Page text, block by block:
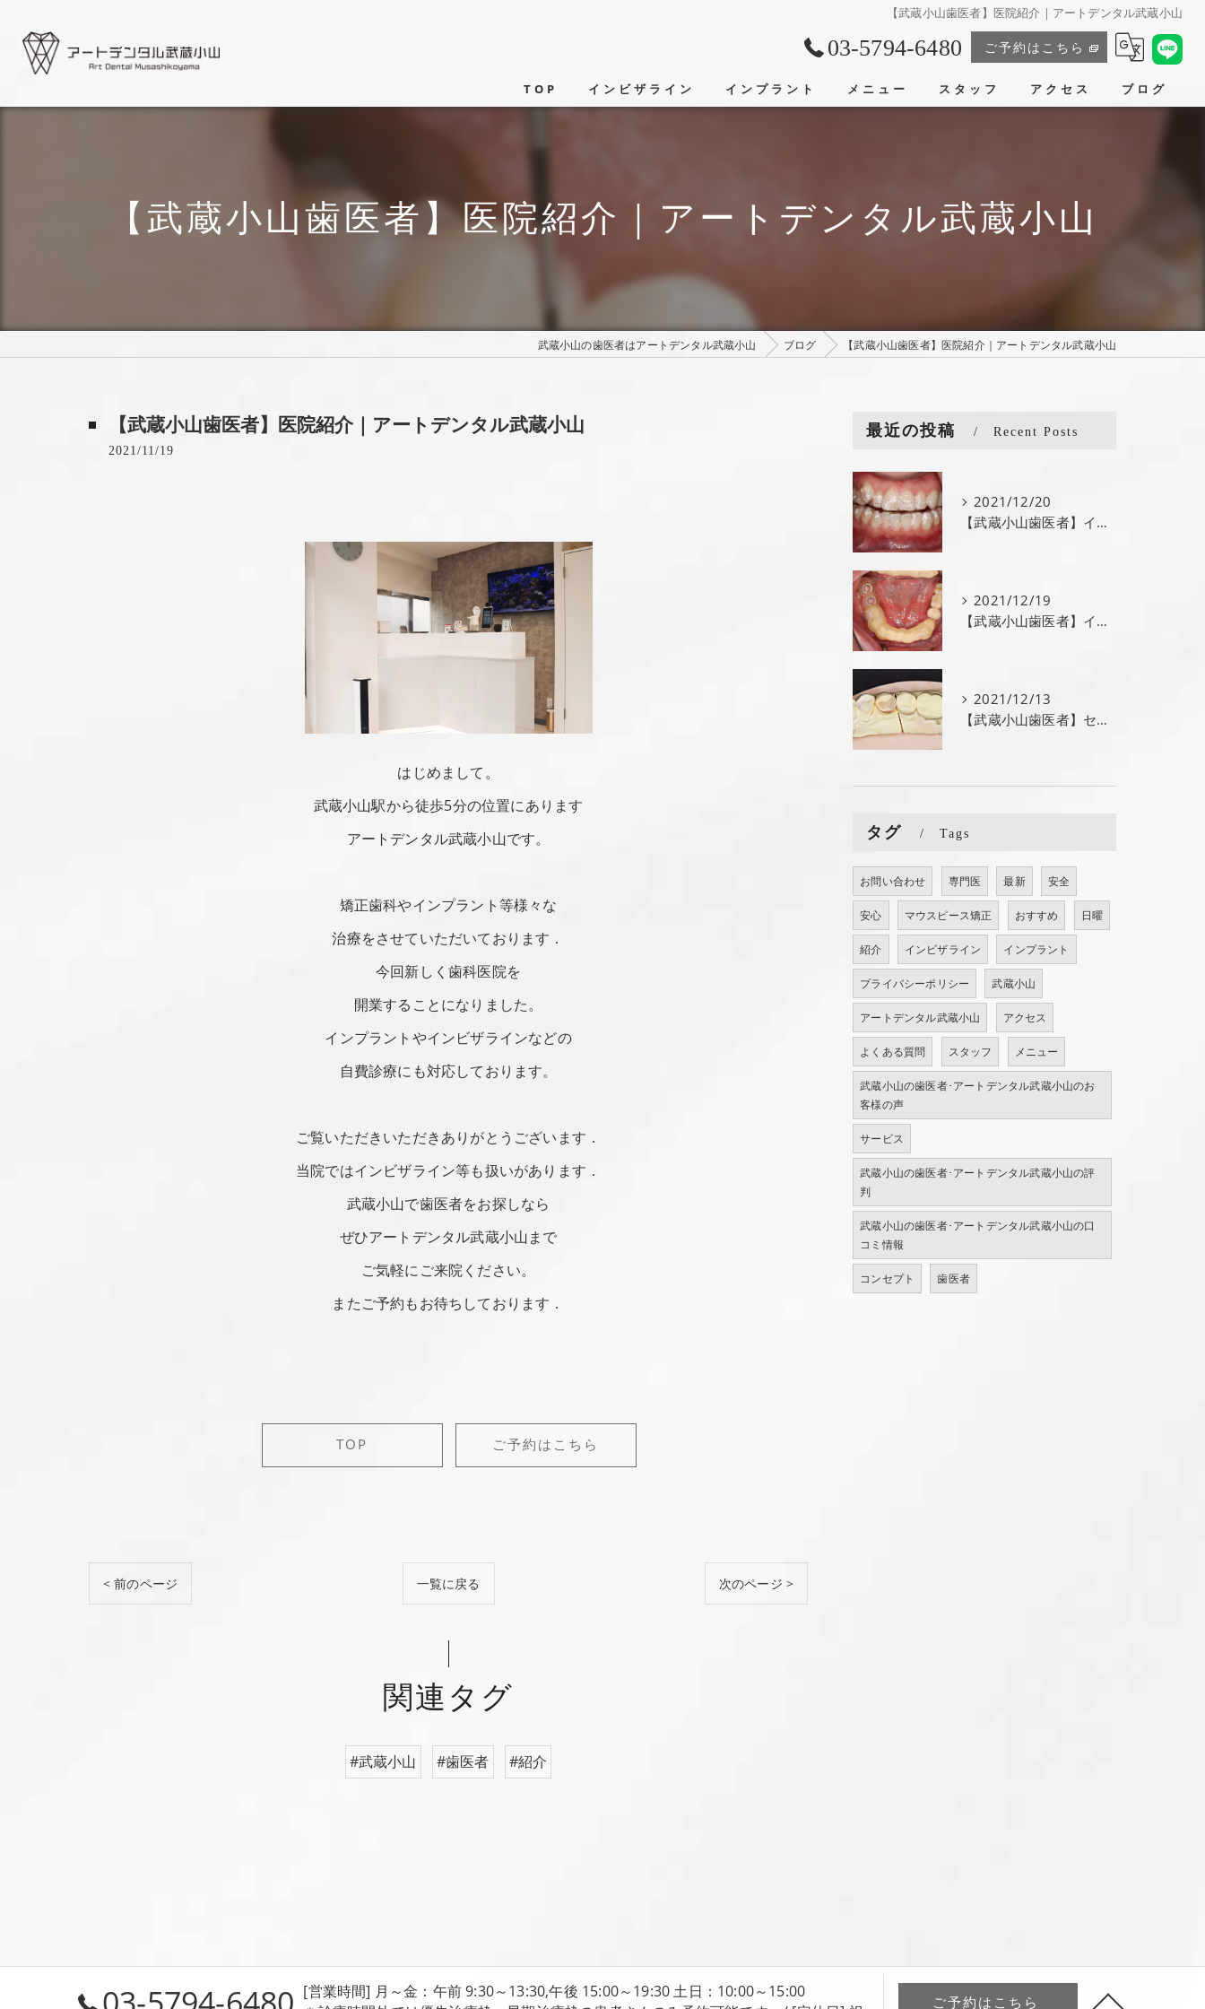
【武蔵小山歯医者】医院紹介｜アートデンタル武蔵小山
03-5794-6480 ご予約はこちら
TOP インビザライン インプラント メニュー スタッフ アクセス ブログ
【武蔵小山歯医者】医院紹介｜アートデンタル武蔵小山
武蔵小山の歯医者はアートデンタル武蔵小山 ブログ 【武蔵小山歯医者】医院紹介｜アートデンタル武蔵小山
【武蔵小山歯医者】医院紹介｜アートデンタル武蔵小山
2021/11/19
はじめまして。
武蔵小山駅から徒歩5分の位置にあります
アートデンタル武蔵小山です。
矯正歯科やインプラント等様々な
治療をさせていただいております．
今回新しく歯科医院を
開業することになりました。
インプラントやインビザラインなどの
自費診療にも対応しております。
ご覧いただきいただきありがとうございます．
当院ではインビザライン等も扱いがあります．
武蔵小山で歯医者をお探しなら
ぜひアートデンタル武蔵小山まで
ご気軽にご来院ください。
またご予約もお待ちしております．
TOP ご予約はこちら
< 前のページ 一覧に戻る 次のページ >
関連タグ
#武蔵小山 #歯医者 #紹介
最近の投稿 Recent Posts
2021/12/20
【武蔵小山歯医者】インビザライン｜アートデンタル武蔵小山
2021/12/19
【武蔵小山歯医者】インプラント｜アートデンタル武蔵小山
2021/12/13
【武蔵小山歯医者】セラミック｜アートデンタル武蔵小山
タグ Tags
お問い合わせ 専門医 最新 安全
安心 マウスピース矯正 おすすめ 日曜
紹介 インビザライン インプラント
プライバシーポリシー 武蔵小山
アートデンタル武蔵小山 アクセス
よくある質問 スタッフ メニュー
武蔵小山の歯医者･アートデンタル武蔵小山のお
客様の声
サービス
武蔵小山の歯医者･アートデンタル武蔵小山の評
判
武蔵小山の歯医者･アートデンタル武蔵小山の口
コミ情報
コンセプト 歯医者
[営業時間] 月～金：午前 9:30～13:30,午後 15:00～19:30 土日：10:00～15:00
ご予約はこちら